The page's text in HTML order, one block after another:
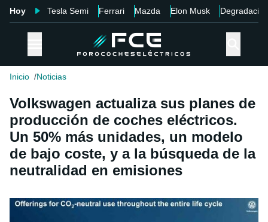
Hoy Tesla Semi Ferrari Mazda Elon Musk Degradación
Inicio Noticias
Volkswagen actualiza sus planes de
producción de coches eléctricos.
Un 50% más unidades, un modelo
de bajo coste, y a la búsqueda de la
neutralidad en emisiones